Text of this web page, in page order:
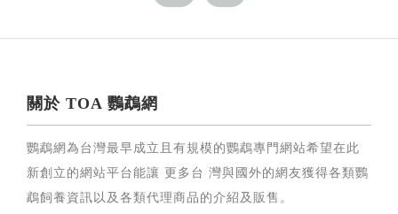
關於 TOA 鸚鵡網
鸚鵡網為台灣最早成立且有規模的鸚鵡專門網站希望在此
新創立的網站平台能讓 更多台 灣與國外的網友獲得各類鸚
鵡飼養資訊以及各類代理商品的介紹及販售。